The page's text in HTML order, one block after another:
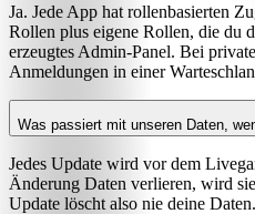
Ja. Jede App hat rollenbasierten
Rollen plus eigene Rollen, die du
erzeugtes Admin-Panel. Bei
Anmeldungen in einer
Was passiert mit unseren Daten,
Jedes Update wird vor dem
Änderung Daten verlieren, wird
Update löscht also nie deine Daten.